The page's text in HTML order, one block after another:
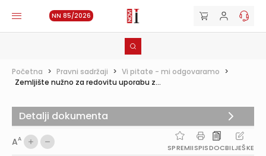
NN 85/2026
Početna > Pravni sadržaji > Vi pitate - mi odgovaramo >
Zemljište nužno za redovitu uporabu z...
AA
SPREMIISPISDOCBILJEŠKE
Detalji dokumenta